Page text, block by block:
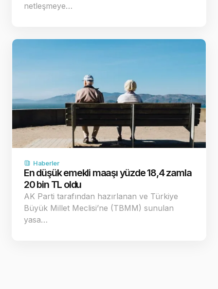
netleşmeye…
Haberler
En düşük emekli maaşı yüzde 18,4 zamla
20 bin TL oldu
AK Parti tarafından hazırlanan ve Türkiye
Büyük Millet Meclisi’ne (TBMM) sunulan
yasa…